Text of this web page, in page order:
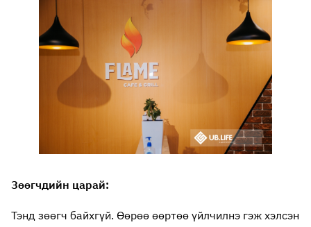
Зөөгчдийн царай:
Тэнд зөөгч байхгүй. Өөрөө өөртөө үйлчилнэ гэж хэлсэн